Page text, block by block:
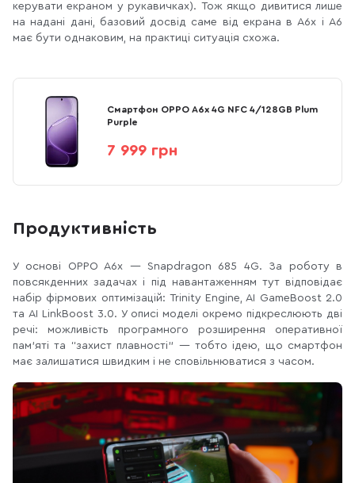
керувати екраном у рукавичках). Тож якщо дивитися лише
на надані дані, базовий досвід саме від екрана в A6x і A6
має бути однаковим, на практиці ситуація схожа.
Смартфон OPPO A6x 4G NFC 4/128GB Plum
Purple
7 999 грн
Продуктивність
У основі OPPO A6x — Snapdragon 685 4G. За роботу в
повсякденних задачах і під навантаженням тут відповідає
набір фірмових оптимізацій: Trinity Engine, AI GameBoost 2.0
та AI LinkBoost 3.0. У описі моделі окремо підкреслюють дві
речі: можливість програмного розширення оперативної
пам’яті та “захист плавності” — тобто ідею, що смартфон
має залишатися швидким і не сповільнюватися з часом.